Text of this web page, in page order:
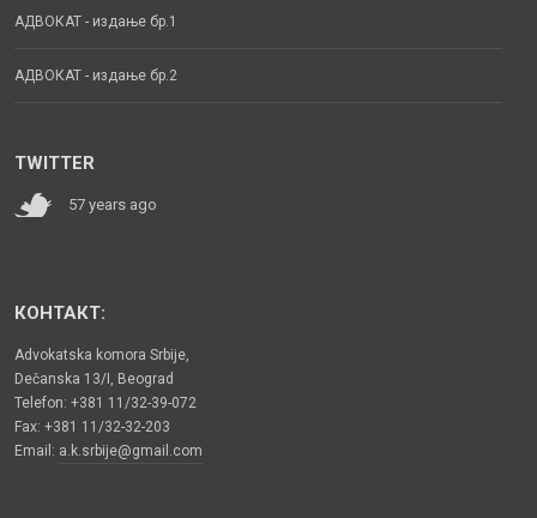
АДВОКАТ - издање бр.1
АДВОКАТ - издање бр.2
TWITTER
57 years ago
КОНТАКТ:
Advokatska komora Srbije,
Dečanska 13/I, Beograd
Telefon: +381 11/32-39-072
Fax: +381 11/32-32-203
Email: a.k.srbije@gmail.com